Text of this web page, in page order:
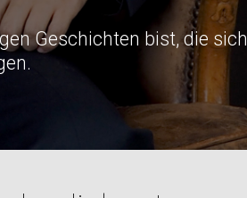
Geschichten bist, die sich